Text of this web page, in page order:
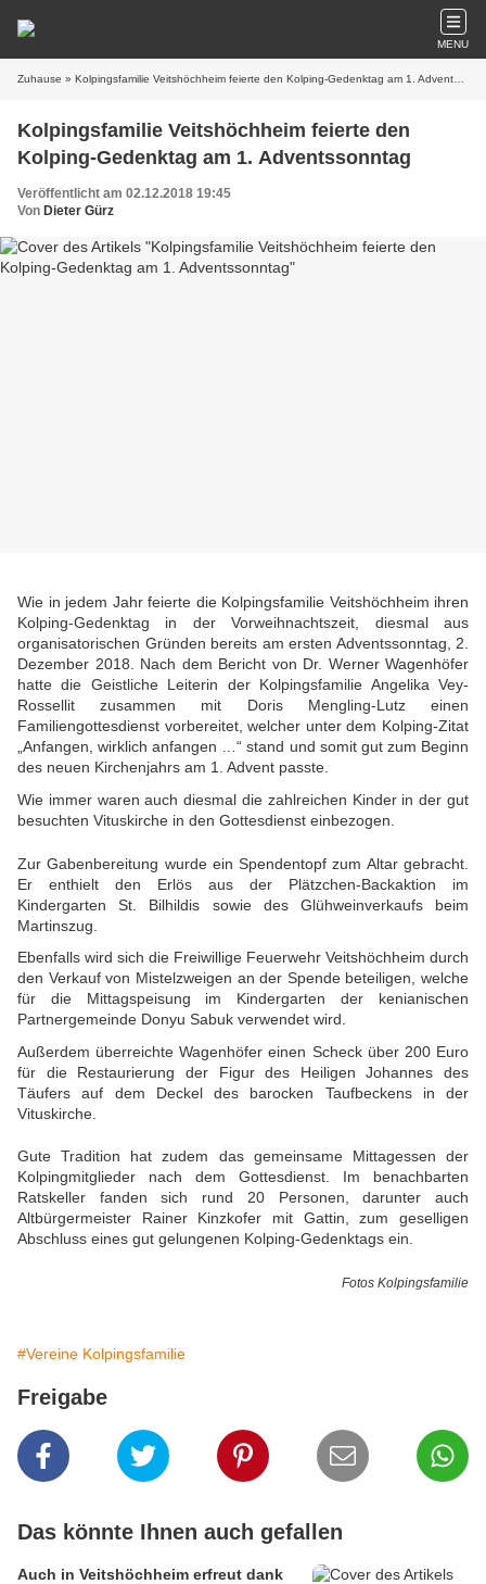
MENU
Zuhause » Kolpingsfamilie Veitshöchheim feierte den Kolping-Gedenktag am 1. Adventssonntag
Kolpingsfamilie Veitshöchheim feierte den
Kolping-Gedenktag am 1. Adventssonntag
Veröffentlicht am 02.12.2018 19:45
Von Dieter Gürz
Wie in jedem Jahr feierte die Kolpingsfamilie Veitshöchheim ihren
Kolping-Gedenktag in der Vorweihnachtszeit, diesmal aus
organisatorischen Gründen bereits am ersten Adventssonntag, 2.
Dezember 2018. Nach dem Bericht von Dr. Werner Wagenhöfer
hatte die Geistliche Leiterin der Kolpingsfamilie Angelika Vey-
Rossellit zusammen mit Doris Mengling-Lutz einen
Familiengottesdienst vorbereitet, welcher unter dem Kolping-Zitat
„Anfangen, wirklich anfangen …“ stand und somit gut zum Beginn
des neuen Kirchenjahrs am 1. Advent passte.
Wie immer waren auch diesmal die zahlreichen Kinder in der gut
besuchten Vituskirche in den Gottesdienst einbezogen.
Zur Gabenbereitung wurde ein Spendentopf zum Altar gebracht.
Er enthielt den Erlös aus der Plätzchen-Backaktion im
Kindergarten St. Bilhildis sowie des Glühweinverkaufs beim
Martinszug.
Ebenfalls wird sich die Freiwillige Feuerwehr Veitshöchheim durch
den Verkauf von Mistelzweigen an der Spende beteiligen, welche
für die Mittagspeisung im Kindergarten der kenianischen
Partnergemeinde Donyu Sabuk verwendet wird.
Außerdem überreichte Wagenhöfer einen Scheck über 200 Euro
für die Restaurierung der Figur des Heiligen Johannes des
Täufers auf dem Deckel des barocken Taufbeckens in der
Vituskirche.
Gute Tradition hat zudem das gemeinsame Mittagessen der
Kolpingmitglieder nach dem Gottesdienst. Im benachbarten
Ratskeller fanden sich rund 20 Personen, darunter auch
Altbürgermeister Rainer Kinzkofer mit Gattin, zum geselligen
Abschluss eines gut gelungenen Kolping-Gedenktags ein.
Fotos Kolpingsfamilie
#Vereine Kolpingsfamilie
Freigabe
Das könnte Ihnen auch gefallen
Auch in Veitshöchheim erfreut dank